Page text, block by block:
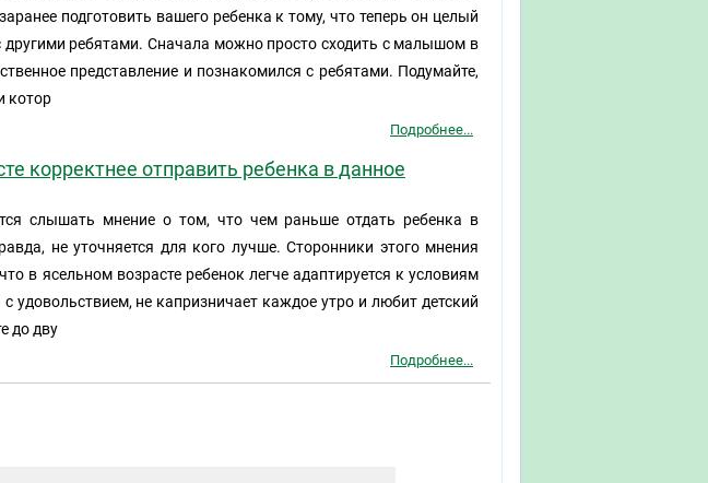
подготовить вашего ребенка к тому, что теперь он целый
другими ребятами. Сначала можно просто сходить с малышом в
представление и познакомился с ребятами. Подумайте,
котор
Подробнее...
корректнее отправить ребенка в данное
слышать мнение о том, что чем раньше отдать ребенка в
не уточняется для кого лучше. Сторонники этого мнения
в ясельном возрасте ребенок легче адаптируется к условиям
с удовольствием, не капризничает каждое утро и любит детский
до дву
Подробнее...